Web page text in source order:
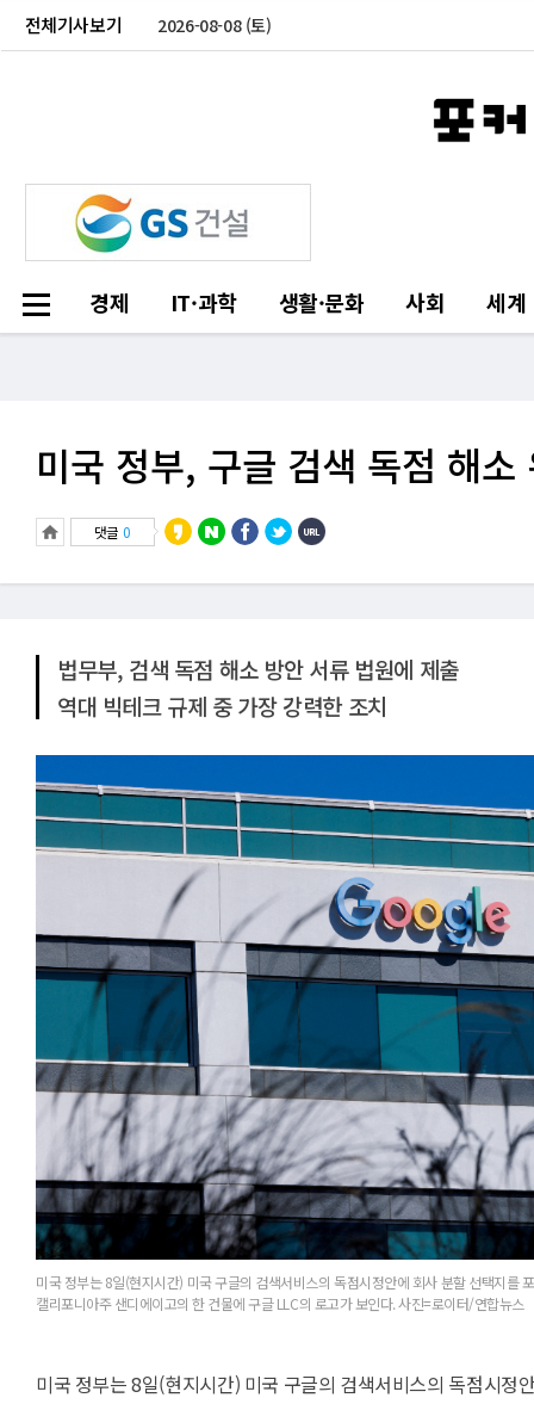
전체기사보기 2026-08-08 (토)
경제 IT·과학 생활·문화 사회 세계
미국 정부, 구글 검색 독점 해
댓글 0
법무부, 검색 독점 해소 방안 서류 법원에 제출
역대 빅테크 규제 중 가장 강력한 조치
미국 정부는 8일(현지시간) 미국 구글의 검색서비스의 독점시정안에 회사 분할 선택지를
캘리포니아주 샌디에이고의 한 건물에 구글 LLC의 로고가 보인다. 사진=로이터/연합뉴스
미국 정부는 8일(현지시간) 미국 구글의 검색서비스의 독점시정